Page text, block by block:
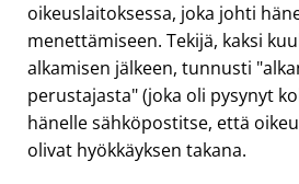
oikeuslaitoksessa, joka johti
menettämiseen. Tekijä, kaksi
alkamisen jälkeen, tunnusti
perustajasta (joka oli pysynyt
hänelle sähköpostitse, että
olivat hyökkäyksen takana.